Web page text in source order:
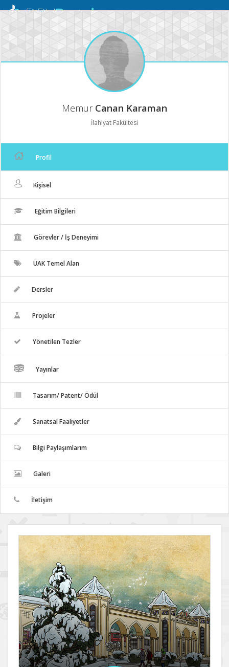
Mobil
Memur Canan Karaman
İlahiyat Fakültesi
Profil
Kişisel
Eğitim Bilgileri
Görevler / İş Deneyimi
ÜAK Temel Alan
Dersler
Projeler
Yönetilen Tezler
Yayınlar
Tasarım/ Patent/ Ödül
Sanatsal Faaliyetler
Bilgi Paylaşımlarım
Galeri
İletişim